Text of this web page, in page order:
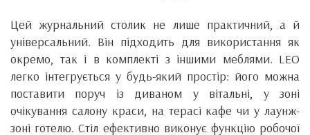
Цей журнальний столик не лише практичний, а й
універсальний. Він підходить для використання як
окремо, так і в комплекті з іншими меблями. LEO
легко інтегрується у будь-який простір: його можна
поставити поруч із диваном у вітальні, у зоні
очікування салону краси, на терасі кафе чи у лаунж-
зоні готелю. Стіл ефективно виконує функцію робочої